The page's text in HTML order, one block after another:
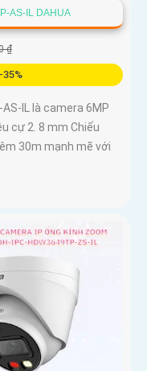
AS-IL DAHUA
₫
35%
AS-IL là camera 6MP
cự 2. 8 mm Chiếu
30m mạnh mẽ với